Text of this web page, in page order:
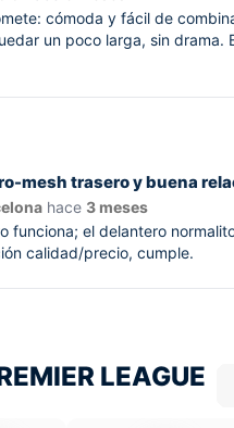
cómoda y fácil de
un poco larga, sin drama.
mesh trasero y buena
hace 3 meses
funciona; el delantero
calidad/precio, cumple.
LEAGUE